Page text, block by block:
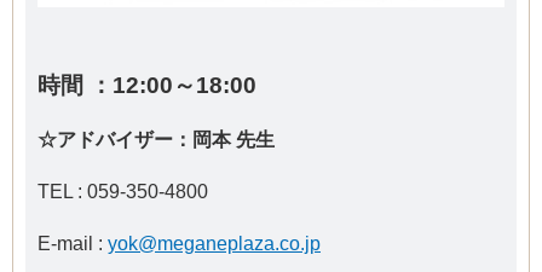
時間 ：12:00～18:00
☆アドバイザー：岡本 先生
TEL : 059-350-4800
E-mail : yok@meganeplaza.co.jp